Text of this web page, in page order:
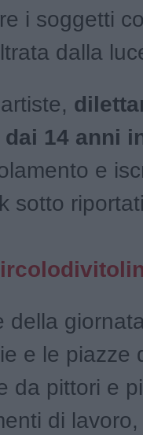
i soggetti
dalla
14 anni
e
sotto
della
e le piazze
da pittori e
di